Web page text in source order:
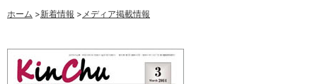
ホーム >新着情報 > メディア掲載情報